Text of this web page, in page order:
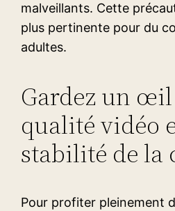
malveillants. Cette
plus pertinente pour du
adultes.
Gardez un
qualité vidéo
stabilité de la
Pour profiter pleinement